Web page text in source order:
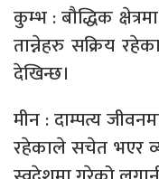
कुम्भ : बौद्धिक
तान्नेहरु सक्रिय
देखिन्छ।
मीन : दाम्पत्य
रहेकाले सचेत भएर